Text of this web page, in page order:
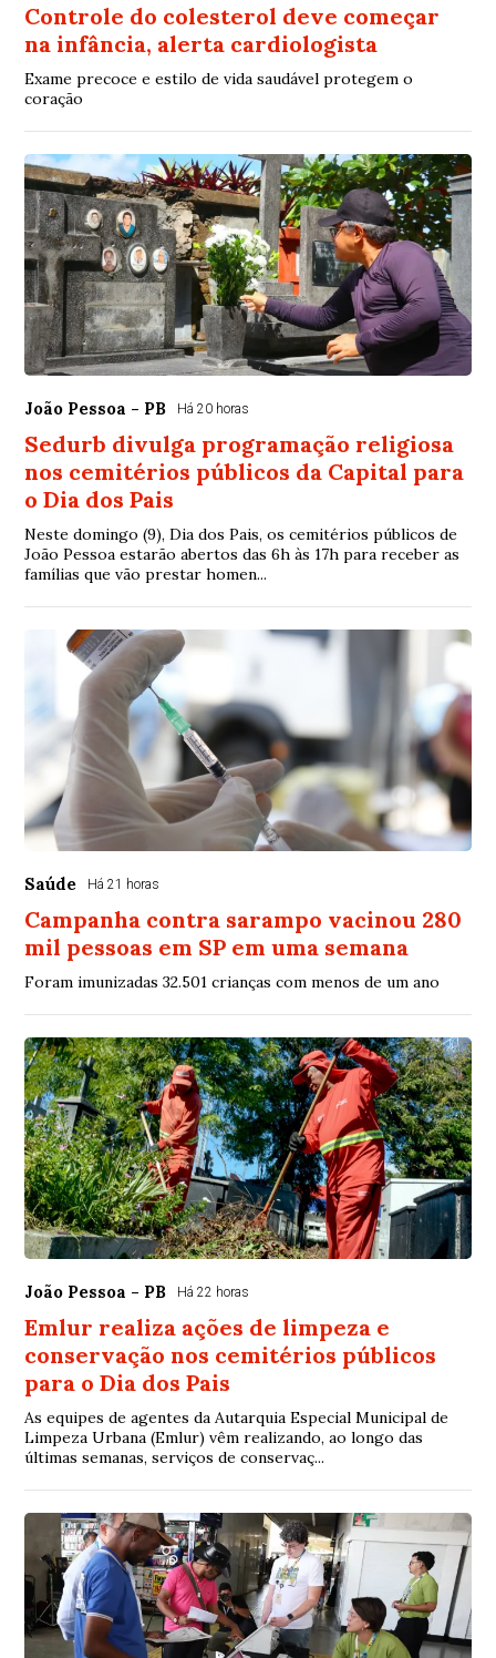
Controle do colesterol deve começar
na infância, alerta cardiologista
Exame precoce e estilo de vida saudável protegem o
coração
João Pessoa - PB Há 20 horas
Sedurb divulga programação religiosa
nos cemitérios públicos da Capital para
o Dia dos Pais
Neste domingo (9), Dia dos Pais, os cemitérios públicos de
João Pessoa estarão abertos das 6h às 17h para receber as
famílias que vão prestar homen...
Saúde Há 21 horas
Campanha contra sarampo vacinou 280
mil pessoas em SP em uma semana
Foram imunizadas 32.501 crianças com menos de um ano
João Pessoa - PB Há 22 horas
Emlur realiza ações de limpeza e
conservação nos cemitérios públicos
para o Dia dos Pais
As equipes de agentes da Autarquia Especial Municipal de
Limpeza Urbana (Emlur) vêm realizando, ao longo das
últimas semanas, serviços de conservaç...